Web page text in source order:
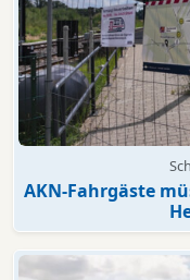
AKN-Fahrgäste